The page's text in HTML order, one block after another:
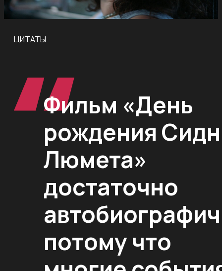
ЦИТАТЫ
Фильм «День
рождения
Люмета»
достаточно
потому что